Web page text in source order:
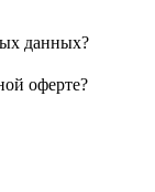
данных?
оферте?